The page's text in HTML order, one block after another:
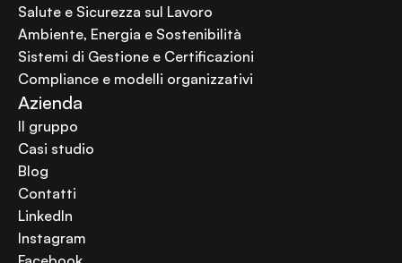
Salute e Sicurezza sul Lavoro
Ambiente, Energia e Sostenibilità
Sistemi di Gestione e Certificazioni
Compliance e modelli organizzativi
Azienda
Il gruppo
Casi studio
Blog
Contatti
LinkedIn
Instagram